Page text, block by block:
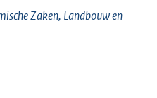
Zaken, Landbouw en